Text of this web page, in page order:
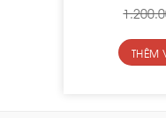
THÊM